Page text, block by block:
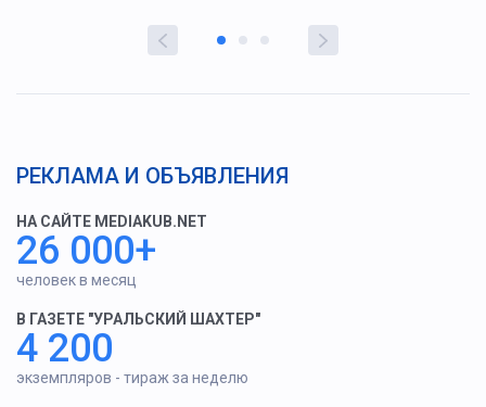
РЕКЛАМА И ОБЪЯВЛЕНИЯ
НА САЙТЕ MEDIAKUB.NET
26 000+
человек в месяц
В ГАЗЕТЕ "УРАЛЬСКИЙ ШАХТЕР"
4 200
экземпляров - тираж за неделю